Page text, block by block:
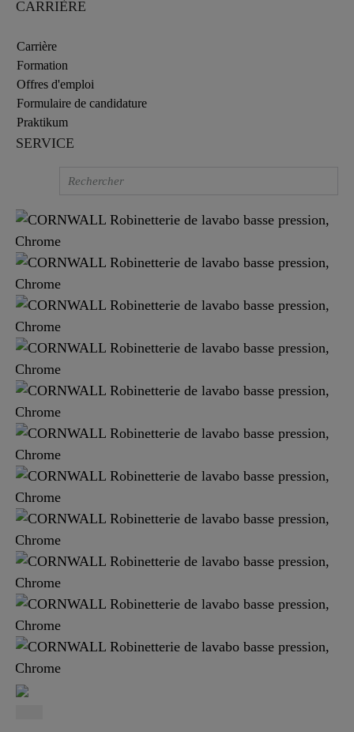
CARRIÈRE
Carrière
Formation
Offres d'emploi
Formulaire de candidature
Praktikum
SERVICE